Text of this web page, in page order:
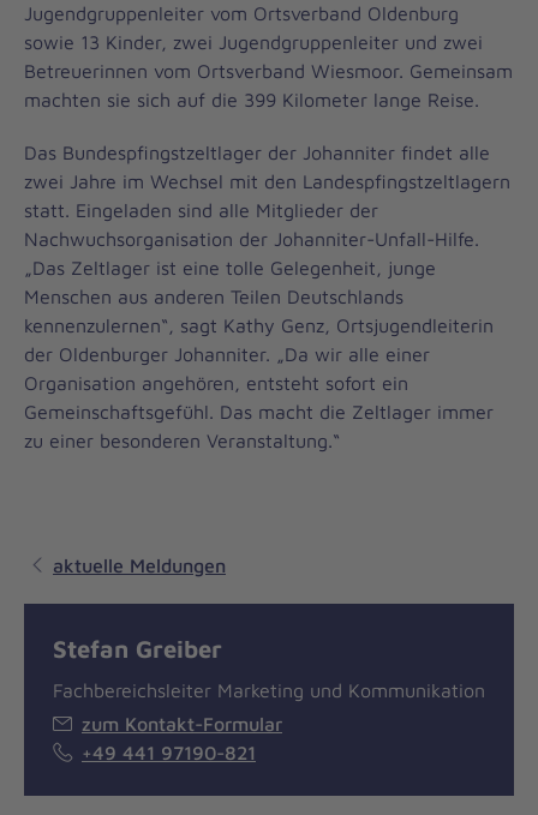
Jugendgruppenleiter vom Ortsverband Oldenburg
sowie 13 Kinder, zwei Jugendgruppenleiter und zwei
Betreuerinnen vom Ortsverband Wiesmoor. Gemeinsam
machten sie sich auf die 399 Kilometer lange Reise.
Das Bundespfingstzeltlager der Johanniter findet alle
zwei Jahre im Wechsel mit den Landespfingstzeltlagern
statt. Eingeladen sind alle Mitglieder der
Nachwuchsorganisation der Johanniter-Unfall-Hilfe.
„Das Zeltlager ist eine tolle Gelegenheit, junge
Menschen aus anderen Teilen Deutschlands
kennenzulernen“, sagt Kathy Genz, Ortsjugendleiterin
der Oldenburger Johanniter. „Da wir alle einer
Organisation angehören, entsteht sofort ein
Gemeinschaftsgefühl. Das macht die Zeltlager immer
zu einer besonderen Veranstaltung.“
aktuelle Meldungen
Stefan Greiber
Fachbereichsleiter Marketing und Kommunikation
zum Kontakt-Formular
+49 441 97190-821